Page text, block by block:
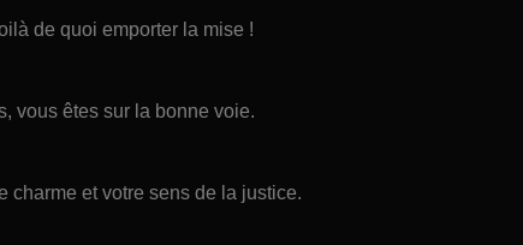
de quoi emporter la mise !
vous êtes sur la bonne voie.
charme et votre sens de la justice.